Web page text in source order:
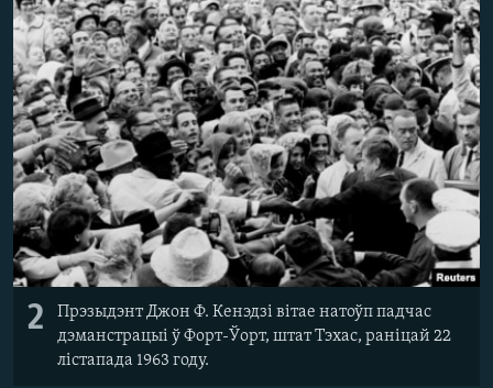
2
Прэзыдэнт Джон Ф. Кенэдзі вітае натоўп падчас
дэманстрацыі ў Форт-Ўорт, штат Тэхас, раніцай 22
лістапада 1963 году.